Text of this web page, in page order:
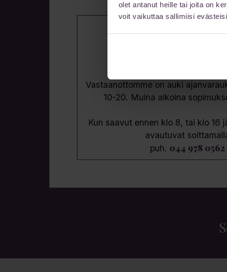
olet antanut heille tai joita on
voit vaikuttaa sallimiisi
P-Paviljonki 2 (Uno Savolan
Vastaanottomme on auki
10-20. Muina aikoina
Kun saavut ennen klo 8, tai klo 16
avautuvat
puh. 044 978 0562